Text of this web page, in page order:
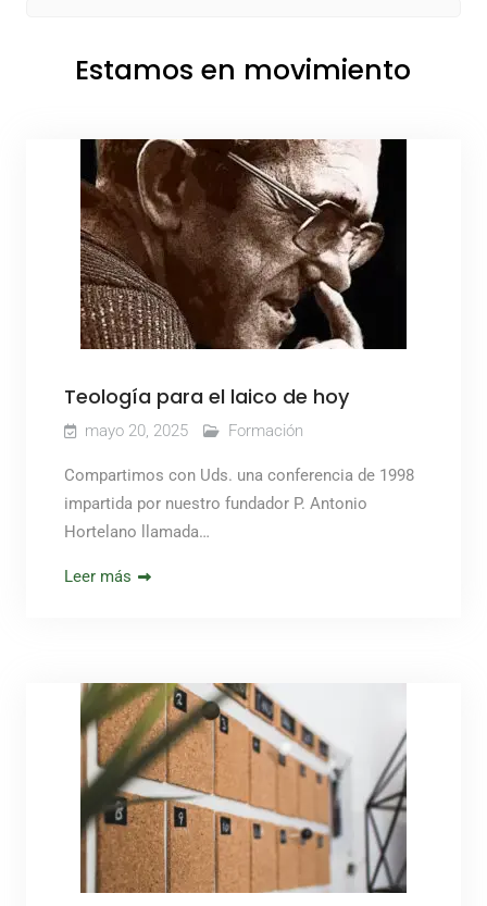
Estamos en movimiento
Teología para el laico de hoy
mayo 20, 2025 Formación
Compartimos con Uds. una conferencia de 1998
impartida por nuestro fundador P. Antonio
Hortelano llamada…
Leer más